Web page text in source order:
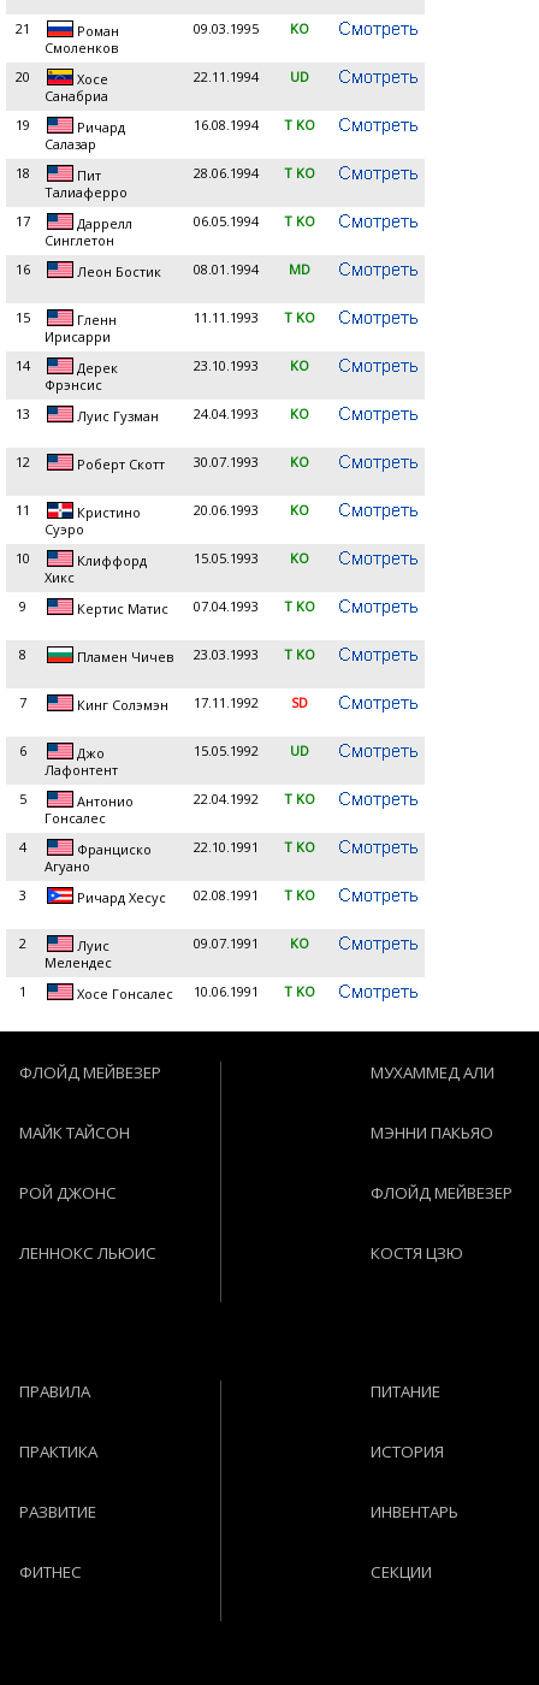
21
Роман
Смоленков
09.03.1995 KO
20
Хосе
Санабриа
22.11.1994 UD
19
Ричард
Салазар
16.08.1994 T KO
18
Пит
Талиаферро
28.06.1994 T KO
17
Даррелл
Синглетон
06.05.1994 T KO
16 Леон Бостик 08.01.1994 MD
15
Гленн
Ирисарри
11.11.1993 T KO
14
Дерек
Фрэнсис
23.10.1993 KO
13 Луис Гузман 24.04.1993 KO
12 Роберт Скотт 30.07.1993 KO
11
Кристино
Суэро
20.06.1993 KO
10
Клиффорд
Хикс
15.05.1993 KO
9 Кертис Матис 07.04.1993 T KO
8 Пламен Чичев 23.03.1993 T KO
7 Кинг Солэмэн 17.11.1992 SD
6
Джо
Лафонтент
15.05.1992 UD
5
Антонио
Гонсалес
22.04.1992 T KO
4
Франциско
Агуано
22.10.1991 T KO
3 Ричард Хесус 02.08.1991 T KO
2
Луис
Мелендес
09.07.1991 KO
1 Хосе Гонсалес 10.06.1991 T KO
ФЛОЙД МЕЙВЕЗЕР
МАЙК ТАЙСОН
РОЙ ДЖОНС
ЛЕННОКС ЛЬЮИС
МУХАММЕД АЛИ
МЭННИ ПАКЬЯО
ФЛОЙД МЕЙВЕЗЕР
КОСТЯ ЦЗЮ
ПРАВИЛА
ПРАКТИКА
РАЗВИТИЕ
ФИТНЕС
ПИТАНИЕ
ИСТОРИЯ
ИНВЕНТАРЬ
СЕКЦИИ